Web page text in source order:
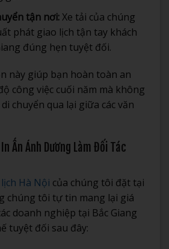
tận nơi:Xe tải của chúng
phát giao lịch tận tay khách
đúng hẹn tuyệt đối.
này giúp bạn hoàn toàn an
công việc cuối năm mà không
chuyển qua lại giữa các văn
Ấn Ánh Dương Làm Đối Tác
Hà Nội của chúng tôi đặt tại
chúng tôi tự tin mang lại giá
doanh nghiệp tại Bắc Giang
tuyệt đối sau đây: